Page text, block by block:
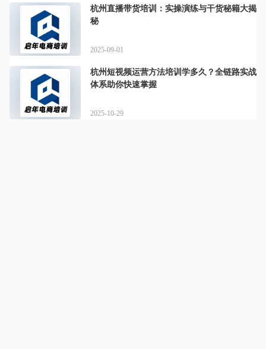
杭州直播带货培训：实操演练与干货秘籍大揭
秘
2025-09-01
杭州短视频运营方法培训学多久？全链路实战
体系助你快速掌握
2025-10-29